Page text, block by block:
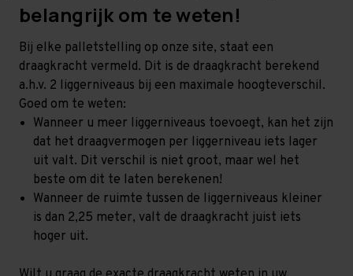
belangrijk om te weten!
Bij elke palletstelling op onze site, staat een
draagkracht vermeld. Dit is de draagkracht berekend
a.h.v. 2 liggerniveaus bij een maximale hoogteverschil.
Goed om te weten:
Wanneer u meer liggerniveaus toevoegt, kan het zijn
dat het draagvermogen per liggerniveau iets lager
uit valt. Dit verschil is niet groot, maar wel het
beste om dit te laten berekenen!
Wanneer de ruimte tussen de liggerniveaus kleiner
is dan 2,25 meter, valt de draagkracht juist iets
hoger uit.